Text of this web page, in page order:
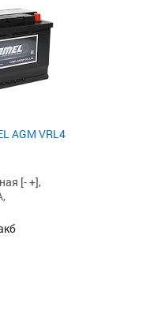
AGM VRL4
[- +],